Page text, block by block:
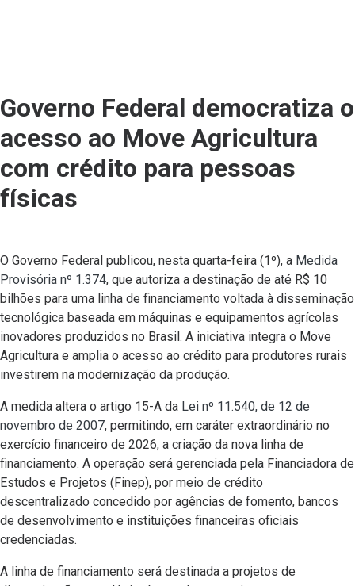
Governo Federal democratiza o
acesso ao Move Agricultura
com crédito para pessoas
físicas
O Governo Federal publicou, nesta quarta-feira (1º), a Medida
Provisória nº 1.374, que autoriza a destinação de até R$ 10
bilhões para uma linha de financiamento voltada à disseminação
tecnológica baseada em máquinas e equipamentos agrícolas
inovadores produzidos no Brasil. A iniciativa integra o Move
Agricultura e amplia o acesso ao crédito para produtores rurais
investirem na modernização da produção.
A medida altera o artigo 15-A da Lei nº 11.540, de 12 de
novembro de 2007, permitindo, em caráter extraordinário no
exercício financeiro de 2026, a criação da nova linha de
financiamento. A operação será gerenciada pela Financiadora de
Estudos e Projetos (Finep), por meio de crédito
descentralizado concedido por agências de fomento, bancos
de desenvolvimento e instituições financeiras oficiais
credenciadas.
A linha de financiamento será destinada a projetos de